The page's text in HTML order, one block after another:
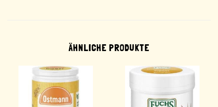
ÄHNLICHE PRODUKTE